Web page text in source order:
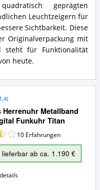
geprägten
Leuchtzeigern für
Sichtbarkeit. Diese
Originalverpackung mit
steht für Funktionalität
heute.
Herrenuhr Metallband
Funkuhr Titan
1,4)
10 Erfahrungen
ab ca. 1.190 €